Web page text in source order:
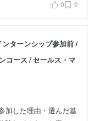
0 0
ンターンシップ参加前 /
コース / セールス・マ
加した理由・選んだ基